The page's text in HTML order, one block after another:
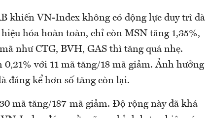
khiến VN-Index không có động lực duy trì đà
hóa hoàn toàn, chỉ còn MSN tăng 1,35%,
như CTG, BVH, GAS thì tăng quá nhẹ.
với 11 mã tăng/18 mã giảm. Ảnh hưởng
đáng kể hơn số tăng còn lại.
mã tăng/187 mã giảm. Độ rộng này đã khá